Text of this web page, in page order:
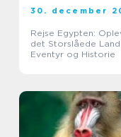
30. december
Rejse Egypten:
det Storslåede
Eventyr og Historie